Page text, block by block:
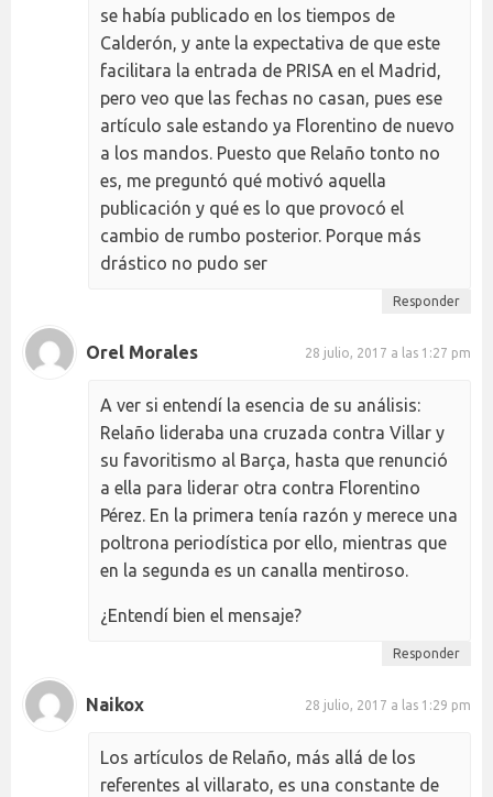
se había publicado en los tiempos de
Calderón, y ante la expectativa de que este
facilitara la entrada de PRISA en el Madrid,
pero veo que las fechas no casan, pues ese
artículo sale estando ya Florentino de nuevo
a los mandos. Puesto que Relaño tonto no
es, me preguntó qué motivó aquella
publicación y qué es lo que provocó el
cambio de rumbo posterior. Porque más
drástico no pudo ser
Responder
Orel Morales 28 julio, 2017 a las 1:27 pm
A ver si entendí la esencia de su análisis:
Relaño lideraba una cruzada contra Villar y
su favoritismo al Barça, hasta que renunció
a ella para liderar otra contra Florentino
Pérez. En la primera tenía razón y merece una
poltrona periodística por ello, mientras que
en la segunda es un canalla mentiroso.
¿Entendí bien el mensaje?
Responder
Naikox 28 julio, 2017 a las 1:29 pm
Los artículos de Relaño, más allá de los
referentes al villarato, es una constante de